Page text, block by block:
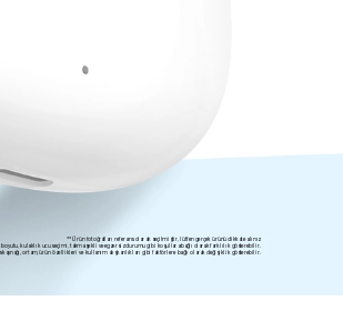
**Ürün fotoğrafları referans olarak seçilmiştir, lütfen gerçek ürünü dikkate alınız
kulaklık ucu seçimi, takma şekli ve egzersiz durumu gibi koşullara bağlı olarak farklılık gösterebilir.
ortam, ürün özellikleri ve kullanım alışkanlıkları gibi faktörlere bağlı olarak değişiklik gösterebilir.